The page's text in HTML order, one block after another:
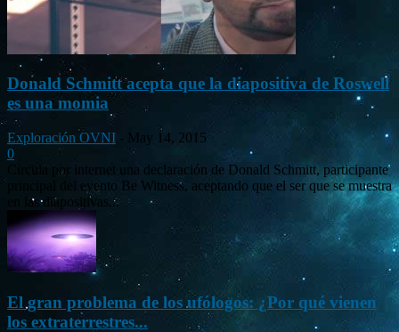
Donald Schmitt acepta que la diapositiva de Roswell
es una momia
Exploración OVNI - May 14, 2015
0
Circula por internet una declaración de Donald Schmitt, participante
principal del evento Be Witness, aceptando que el ser que se muestra
en las diapositivas...
El gran problema de los ufólogos: ¿Por qué vienen
los extraterrestres...